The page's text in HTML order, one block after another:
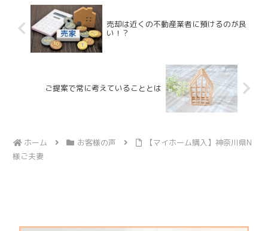
売却は近くの不動産業者に預けるのが良
い！？
ご提案で常に考えていることとは
ホーム お客様の声
【マイホーム購入】神奈川県N
様ご夫妻